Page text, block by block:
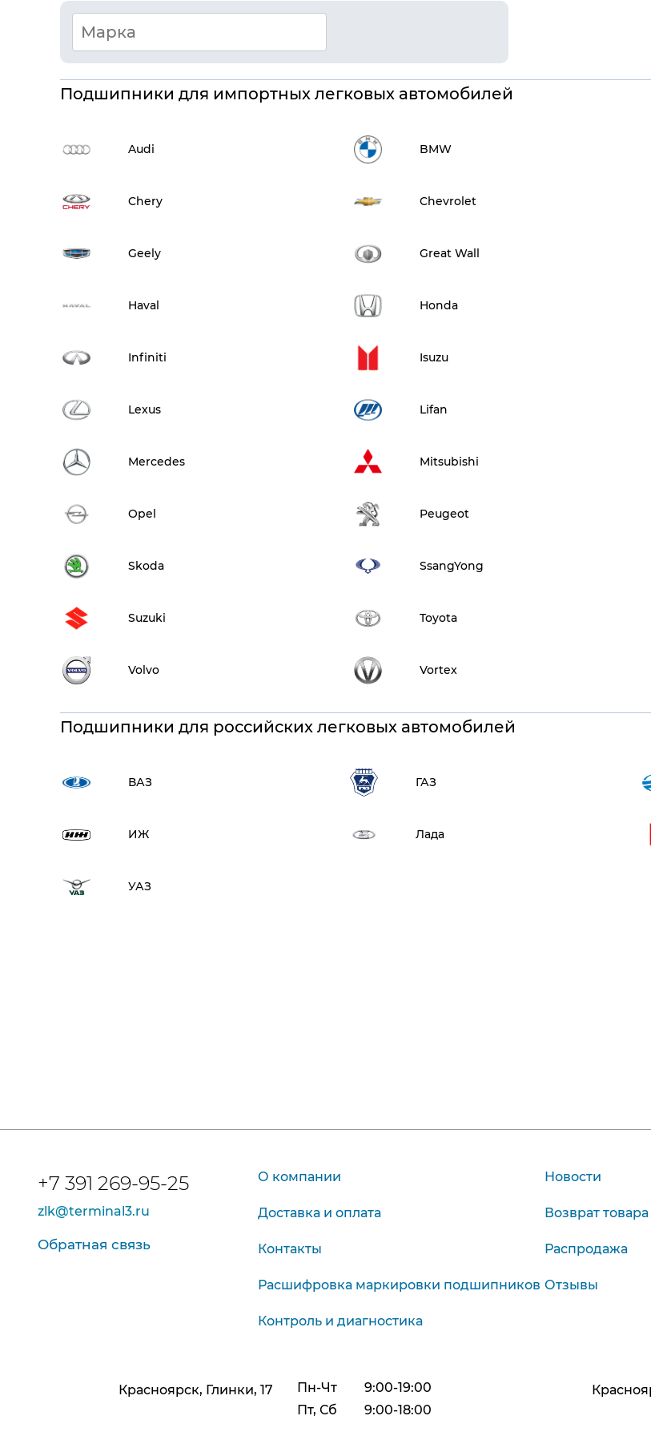
Подшипники для импортных легковых автомобилей
Audi BMW
Chery Chevrolet
Geely Great Wall
Haval Honda
Infiniti Isuzu
Lexus Lifan
Mercedes Mitsubishi
Opel Peugeot
Skoda SsangYong
Suzuki Toyota
Volvo Vortex
Подшипники для российских легковых автомобилей
ВАЗ ГАЗ
ИЖ Лада
УАЗ
+7 391 269-95-25
zlk@terminal3.ru
Обратная связь
О компании
Доставка и оплата
Контакты
Расшифровка маркировки подшипников
Контроль и диагностика
Новости
Возврат товара
Распродажа
Отзывы
Красноярск, Глинки, 17 Пн-Чт
9:00-19:00
Пт, Сб
9:00-18:00